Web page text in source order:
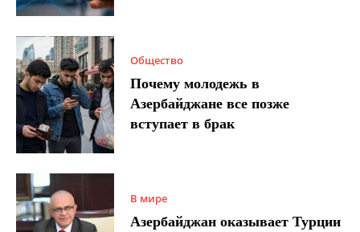
Общество
Почему молодежь в
Азербайджане все позже
вступает в брак
В мире
Азербайджан оказывает Турции